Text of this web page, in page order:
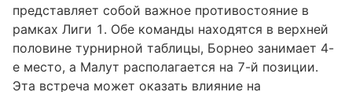
представляет собой важное противостояние в
рамках Лиги 1. Обе команды находятся в верхней
половине турнирной таблицы, Борнео занимает 4-
е место, а Малут располагается на 7-й позиции.
Эта встреча может оказать влияние на